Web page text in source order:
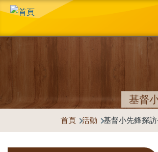
移至主內容
Main
基督
航
首頁 活動 基督小先鋒探